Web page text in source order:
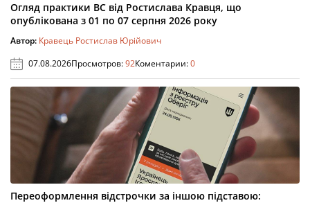
Огляд практики ВС від Ростислава Кравця, що
опублікована з 01 по 07 серпня 2026 року
Автор: Кравець Ростислав Юрійович
07.08.2026Просмотров:92Коментарии:0
Переоформлення відстрочки за іншою підставою: